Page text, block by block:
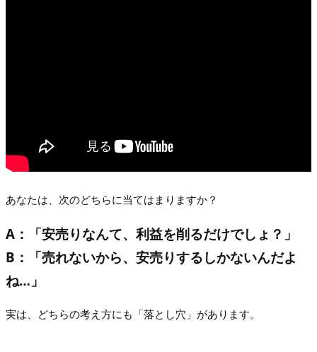
あなたは、次のどちらに当てはまりますか？
A：「安売りなんて、利益を削るだけでしょ？」
B：「売れないから、安売りするしかないんだよ
ね…」
実は、どちらの考え方にも「落とし穴」があります。